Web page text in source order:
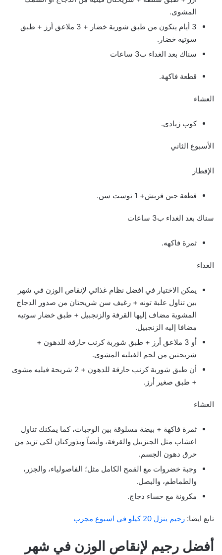
المشوى.
3 أيام يتكون من طبق شوربة خضار + 3 ملاعق أرز + طبق
سوتيه خضار.
سناك بعد الغداء ب3 ساعات
قطعة فاكهة.
العشاء
كوب زبادى.
الأسبوع الثاني
الإفطار
قطعة جبن قريش+ 1 توست سن.
سناك بعد الغداء ب3 ساعات
ثمرة فاكهه.
الغداء
يمكن الاختيار في افضل نظام غذائي لإنقاص الوزن في شهر
بين تناول علبة تونه + رغيف سن شريحتان من صدور الدجاج
المشوية مضاف إليها القرفة والزنجبيل + طبق خضار سوتيه
مضافا إليه الزنجبيل.
أو 3 ملاعق أرز + طبق شوربة كرنب حارقة للدهون +
شريحتين من لحم الفيليه المشوى.
أن طبق شوربة كرنب حارقة للدهون + 2 شريحة فيليه مشوى
+ طبق صغير أرز.
العشاء
ثمرة فاكهة + بيضة مسلوقة بين الوجبات، كما يمكنك تناول
اعشاب مثل الجنزبيل والقرفة، وأيضاً وبذوركتان لكي تزيد من
حرق دهون الجسم.
وجبة خضروات مع القمح الكامل مثل؛ الفاصولياء، والجزر،
والطماطم، والبصل.
مكرونة مع حساء دجاج.
تابع ايضا: رجيم ينزل 20 كيلو في اسبوع مجرب
أفضل رجيم لإنقاص الوزن في شهر